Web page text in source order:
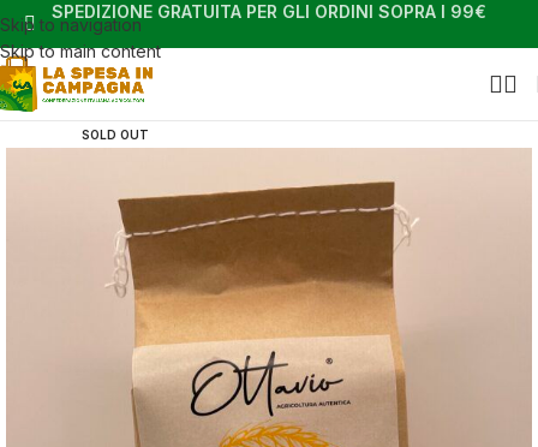
Skip to navigation
Skip to main content
SPEDIZIONE GRATUITA PER GLI ORDINI SOPRA I 99€
SOLD OUT